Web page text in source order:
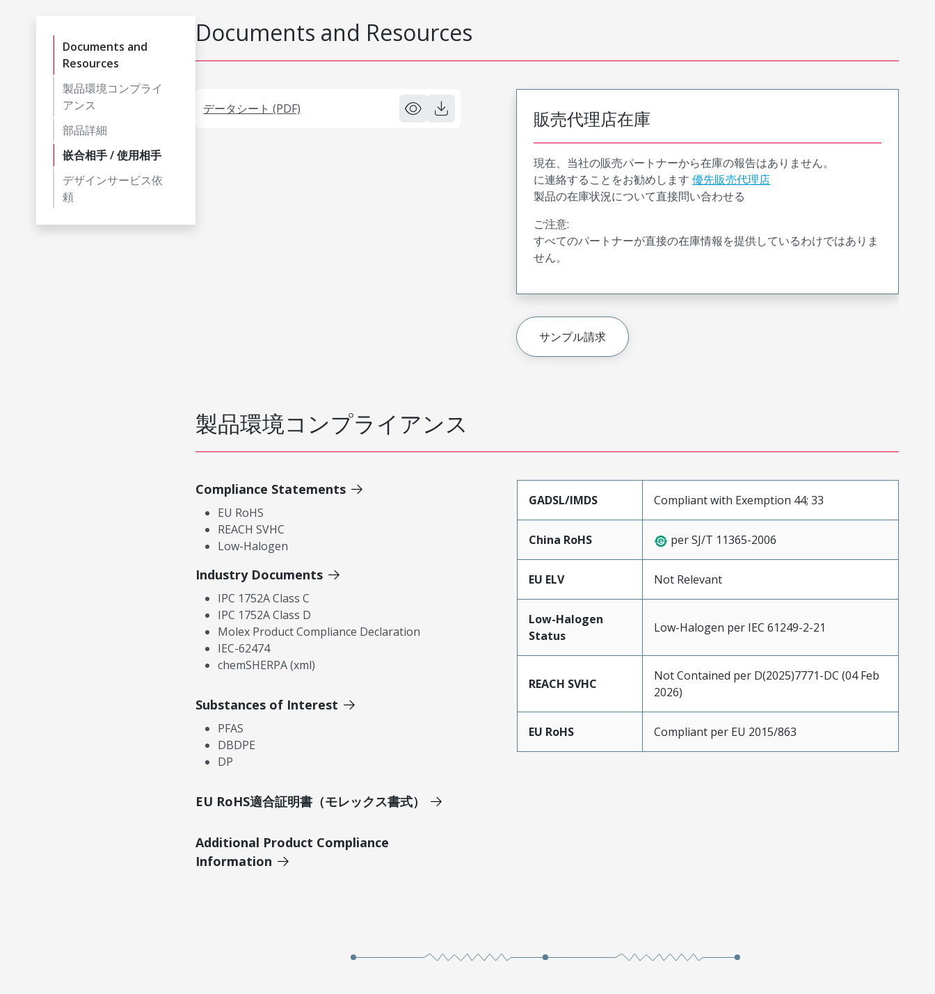
Documents and
Resources
製品環境コンプライ
アンス
部品詳細
嵌合相手 / 使用相手
デザインサービス依
頼
Documents and Resources
データシート (PDF) 販売代理店在庫
現在、当社の販売パートナーから在庫の報告はありません。
に連絡することをお勧めします 優先販売代理店
製品の在庫状況について直接問い合わせる
ご注意:
すべてのパートナーが直接の在庫情報を提供しているわけではありま
せん。
サンプル請求
製品環境コンプライアンス
Compliance Statements
EU RoHS
REACH SVHC
Low-Halogen
Industry Documents
IPC 1752A Class C
IPC 1752A Class D
Molex Product Compliance Declaration
IEC-62474
chemSHERPA (xml)
Substances of Interest
PFAS
DBDPE
DP
EU RoHS適合証明書（モレックス書式）
Additional Product Compliance
Information
GADSL/IMDS Compliant with Exemption 44; 33
China RoHS per SJ/T 11365-2006
EU ELV Not Relevant
Low-Halogen
Status
Low-Halogen per IEC 61249-2-21
REACH SVHC
Not Contained per D(2025)7771-DC (04 Feb
2026)
EU RoHS Compliant per EU 2015/863